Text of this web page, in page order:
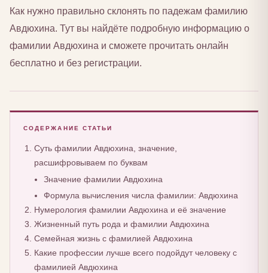
Как нужно правильно склонять по падежам фамилию
Авдюхина. Тут вы найдёте подробную информацию о
фамилии Авдюхина и сможете прочитать онлайн
бесплатно и без регистрации.
СОДЕРЖАНИЕ СТАТЬИ
Суть фамилии Авдюхина, значение,
расшифровываем по буквам
Значение фамилии Авдюхина
Формула вычисления числа фамилии: Авдюхина
Нумерология фамилии Авдюхина и её значение
Жизненный путь рода и фамилии Авдюхина
Семейная жизнь с фамилией Авдюхина
Какие профессии лучше всего подойдут человеку с
фамилией Авдюхина